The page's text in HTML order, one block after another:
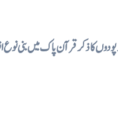
کا ذکر قرآن پاک میں بنی